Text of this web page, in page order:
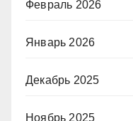
Февраль 2026
Январь 2026
Декабрь 2025
Ноябрь 2025